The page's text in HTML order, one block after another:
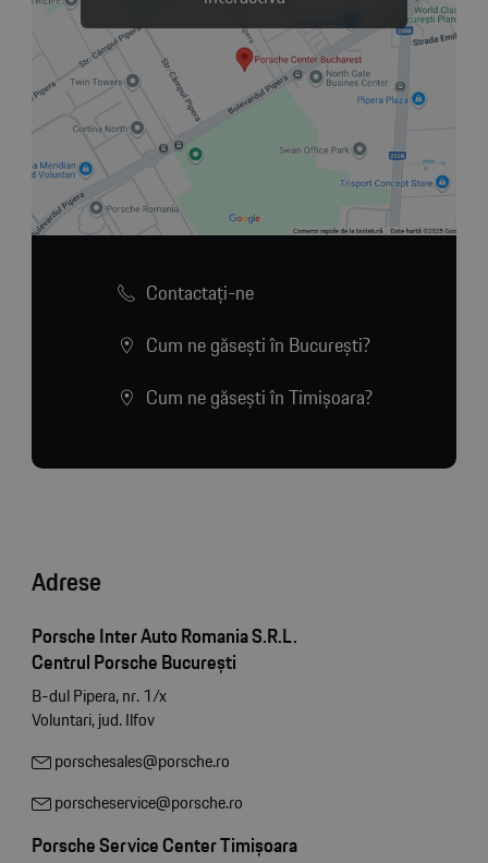
Contactaţi-ne
Cum ne găsești în București?
Cum ne găsești în Timișoara?
Adrese
Porsche Inter Auto Romania S.R.L.
Centrul Porsche București
B-dul Pipera, nr. 1/x
Voluntari, jud. Ilfov
porschesales@porsche.ro
porscheservice@porsche.ro
Porsche Service Center Timișoara